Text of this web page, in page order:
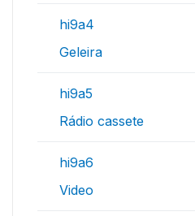
hi9a4
Geleira
hi9a5
Rádio cassete
hi9a6
Video